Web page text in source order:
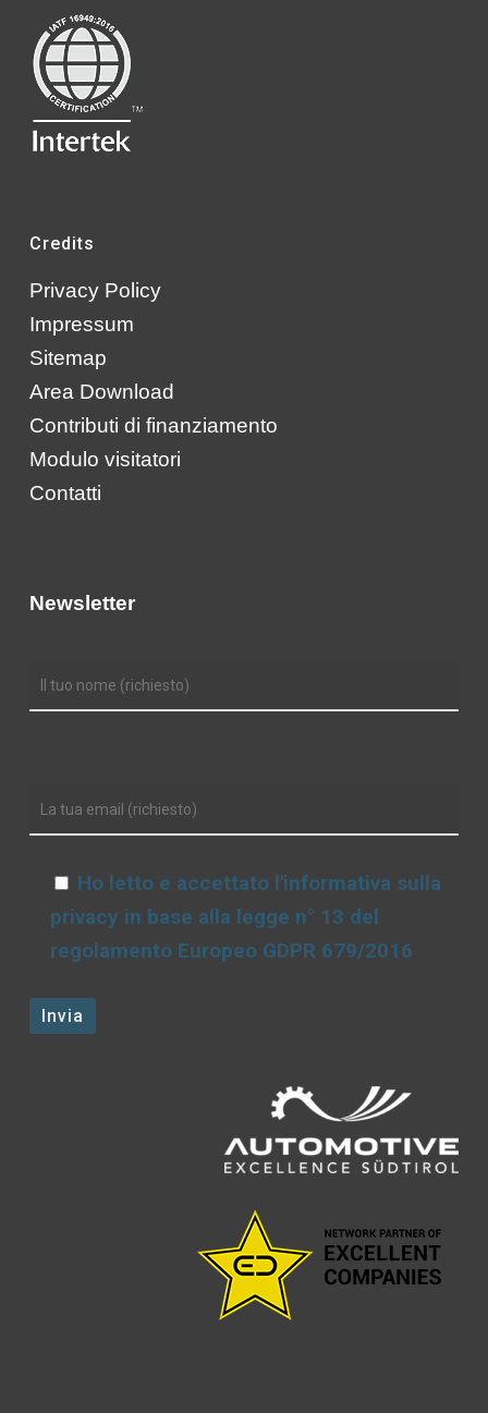
Credits
Privacy Policy
Impressum
Sitemap
Area Download
Contributi di finanziamento
Modulo visitatori
Contatti
Newsletter
Ho letto e accettato l'informativa sulla
privacy in base alla legge n° 13 del
regolamento Europeo GDPR 679/2016